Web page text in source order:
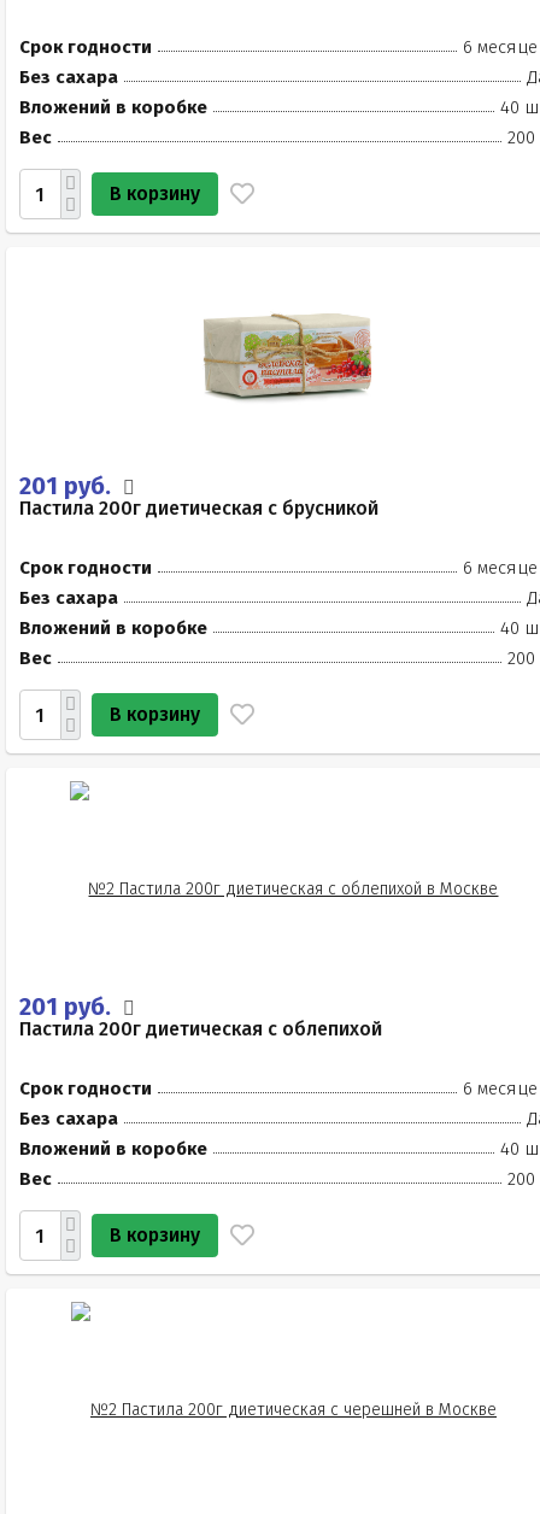
Срок годности
6
Без сахара
Вложений в коробке
40
Вес
200
В корзину
201 руб.
Пастила 200г диетическая с брусникой
Срок годности
6
Без сахара
Вложений в коробке
40
Вес
200
В корзину
201 руб.
Пастила 200г диетическая с облепихой
Срок годности
6
Без сахара
Вложений в коробке
40
Вес
200
В корзину